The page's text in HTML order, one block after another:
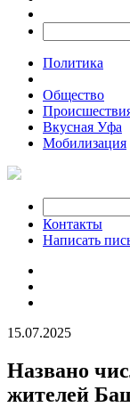
Политика
Общество
Вкусная Уфа
Мобилизация
Контакты
Написать
15.07.2025
Названо
жителей